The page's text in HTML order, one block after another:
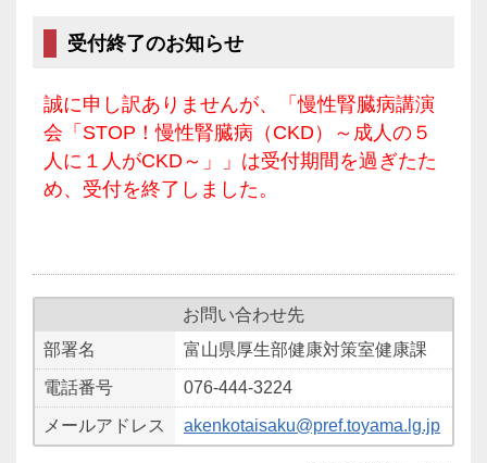
受付終了のお知らせ
誠に申し訳ありませんが、「慢性腎臓病講演
会「STOP！慢性腎臓病（CKD）～成人の５
人に１人がCKD～」」は受付期間を過ぎたた
め、受付を終了しました。
お問い合わせ先
部署名
富山県厚生部健康対策室健康課
電話番号 076-444-3224
メールアドレス akenkotaisaku@pref.toyama.lg.jp